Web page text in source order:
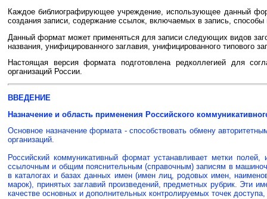
Каждое библиографирующее учреждение, использующее данный
создания записи, содержание ссылок, включаемых в запись,
Данный формат может применяться для записи следующих видов
названия, унифицированного заглавия, унифицированного типового
Настоящая версия формата подготовлена редколлегией для
организаций России.
ВВЕДЕНИЕ
Назначение и область применения Российского
Основное назначение формата - способствовать обмену
организаций.
Российский коммуникативный формат устанавливает метки
ссылочным и общим пояснительным (справочным) записям в
в каталогах и базах данных имен (имен лиц, родовых имен,
марок), принятых заглавий произведений, предметных рубрик. Эти
качестве основных и дополнительных контролируемых точек